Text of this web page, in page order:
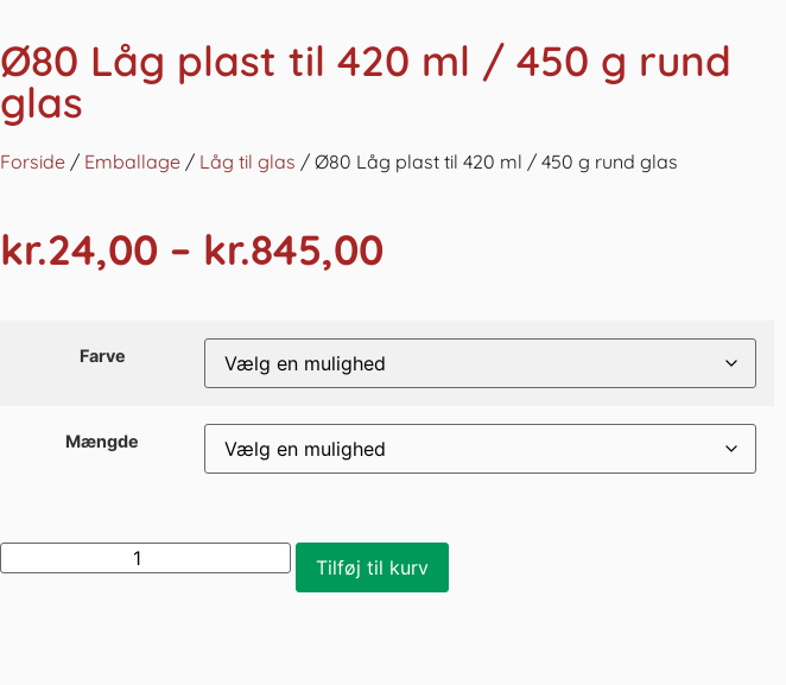
Ø80 Låg plast til 420 ml / 450 g rund
glas
Forside / Emballage / Låg til glas / Ø80 Låg plast til 420 ml / 450 g rund glas
kr.24,00 – kr.845,00
Farve
Mængde
Tilføj til kurv